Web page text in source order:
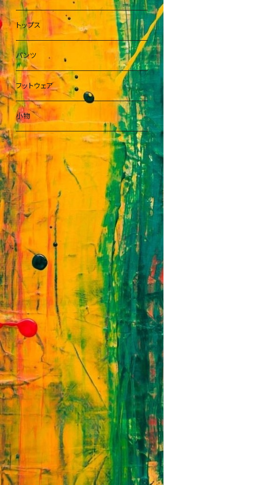
トップス
パンツ
フットウェア
小物